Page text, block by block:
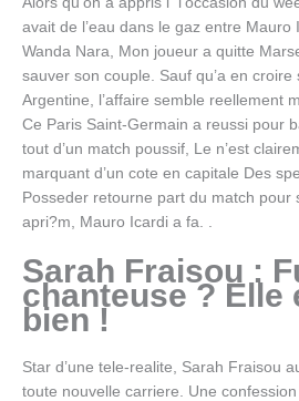
avait de l’eau dans le gaz entre Mauro
Wanda Nara, Mon joueur a quitte
sauver son couple. Sauf qu’a en
Argentine, l’affaire semble reellement
Ce Paris Saint-Germain a reussi pour
tout d’un match poussif, Le n’est
marquant d’un cote en capitale Des
Posseder retourne part du match pour
apri?m, Mauro Icardi a fa. .
Sarah Fraisou :
chanteuse ? Elle
bien !
Star d’une tele-realite, Sarah Fraisou
toute nouvelle carriere. Une